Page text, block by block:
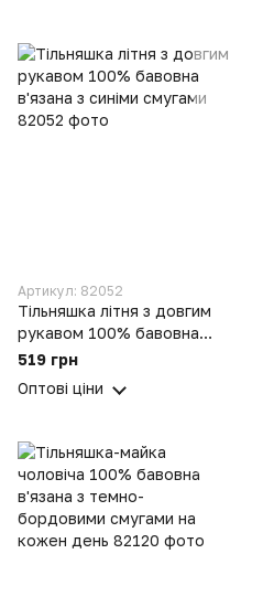
Артикул: 82052
Тільняшка літня з довгим
рукавом 100% бавовна
в'язана з синіми смугами
519 грн
Оптові ціни